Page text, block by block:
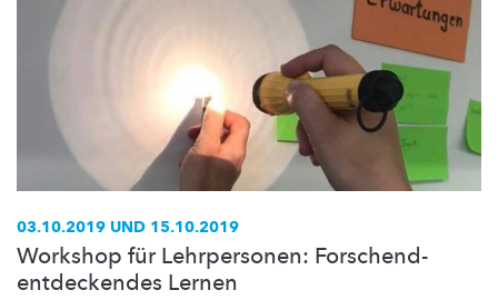
03.10.2019 UND 15.10.2019
Workshop für Lehrpersonen: Forschend-
entdeckendes Lernen